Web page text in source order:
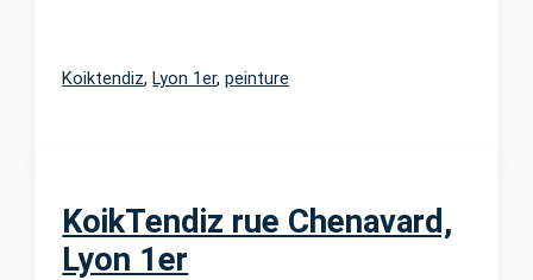
Koiktendiz,Lyon 1er,peinture
KoikTendiz rue Chenavard,
Lyon 1er